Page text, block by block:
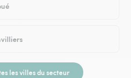
les villes du secteur